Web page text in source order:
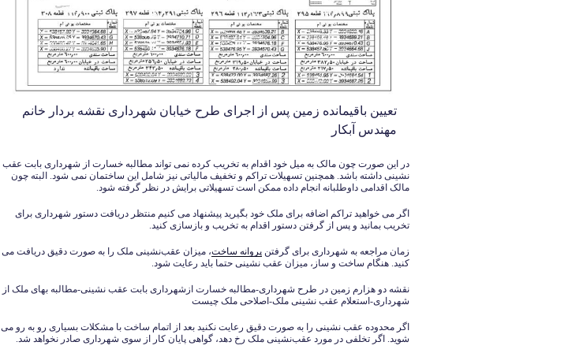
تعیین باقیمانده زمین پس از اجرای طرح خیابان شهرداری نقشه بردار خانم
مهندس آبکار
در این صورت چون مالک به میل خود اقدام به تخریب کرده نمی تواند مطالبه خسارت از شهرداری بابت عقب
نشینی داشته باشد. همچنین تسهیلات تراکم و تخفیف مالیاتی نیز شامل این ساختمان نمی شود. البته چون
مالک اقدامی داوطلبانه انجام داده ممکن است تسهیلاتی برایش در نظر گرفته شود.
اگر می خواهید تراکم اضافه برای ملک خود بگیرید پیشنهاد می کنیم منتظر دریافت دستور شهرداری برای
تخریب بمانید و پس از گرفتن دستور اقدام به تخریب و بازسازی کنید.
زمان مراجعه به شهرداری برای گرفتن پروانه ساخت، میزان عقب‌نشینی ملک را به صورت دقیق دریافت می
کنید. هنگام ساخت و ساز، میزان عقب نشینی حتما باید رعایت شود.
نقشه دو هزارم زمین در طرح شهرداری-مطالبه خسارت ازشهرداری بابت عقب نشینی-مطالبه بهای ملک از
شهرداری-استعلام عقب نشینی ملک-اصلاحی ملک چیست
اگر محدوده عقب نشینی را به صورت دقیق رعایت نکنید بعد از اتمام ساخت با مشکلات بسیاری رو به رو می
شوید. اگر تخلفی در مورد عقب‌نشینی ملک رخ دهد، گواهی پایان کار از سوی شهرداری صادر نخواهد شد.